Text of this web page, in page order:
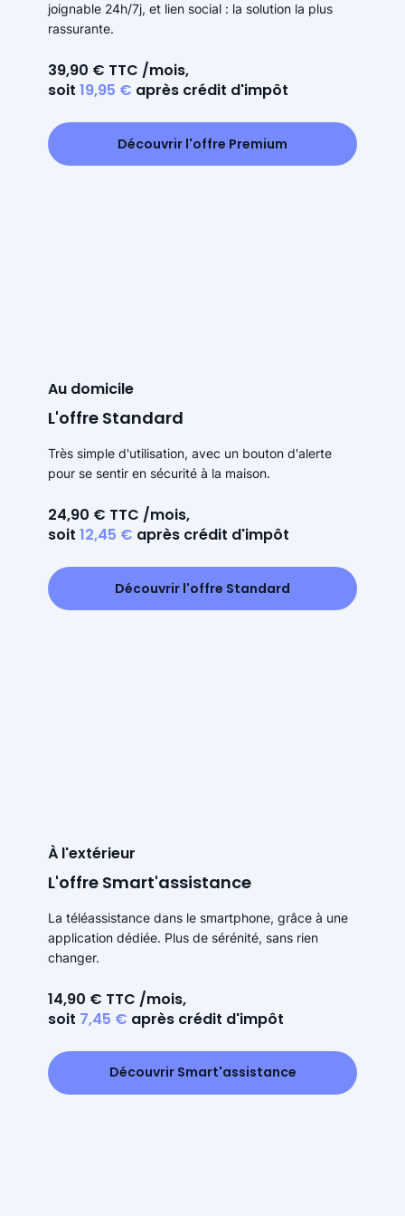
joignable 24h/7j, et lien social : la solution la plus
rassurante.
39,90 € TTC /mois,
soit 19,95 € après crédit d'impôt
Découvrir l'offre Premium
Au domicile
L'offre Standard
Très simple d'utilisation, avec un bouton d'alerte
pour se sentir en sécurité à la maison.
24,90 € TTC /mois,
soit 12,45 € après crédit d'impôt
Découvrir l'offre Standard
À l'extérieur
L'offre Smart'assistance
La téléassistance dans le smartphone, grâce à une
application dédiée. Plus de sérénité, sans rien
changer.
14,90 € TTC /mois,
soit 7,45 € après crédit d'impôt
Découvrir Smart'assistance